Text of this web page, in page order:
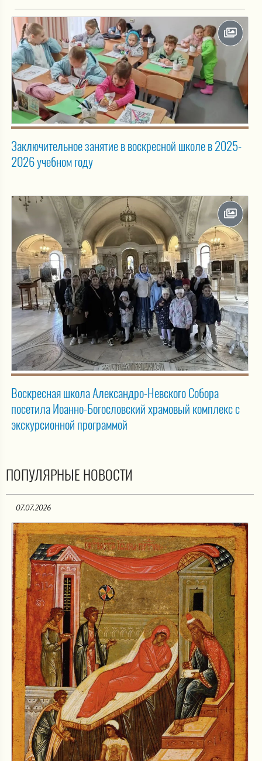
Заключительное занятие в воскресной школе в 2025-
2026 учебном году
Воскресная школа Александро-Невского Собора
посетила Иоанно-Богословский храмовый комплекс с
экскурсионной программой
ПОПУЛЯРНЫЕ НОВОСТИ
07.07.2026